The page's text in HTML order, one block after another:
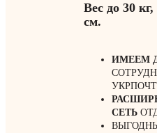
Вес до 30
см.
ИМЕЕМ
СЕТЬ